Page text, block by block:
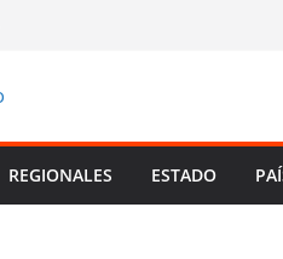
REGIONALES ESTADO